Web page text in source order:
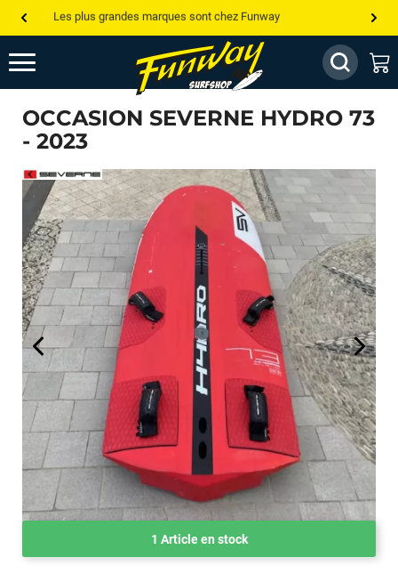
Les plus grandes marques sont chez Funway
Jusqu’à -75% de remise sur le windsurf, wingfoil, etc...
💰 Meilleur prix garanti — Moins cher ailleurs ? On s’aligne !
Besoin de conseils de pro ? Appelle nous !
OCCASION SEVERNE HYDRO 73
- 2023
1 Article en stock